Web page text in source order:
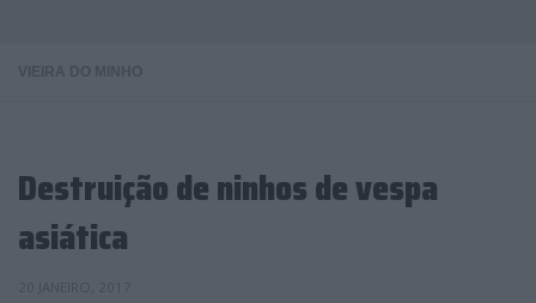
Destruição de ninhos de vespa
asiática